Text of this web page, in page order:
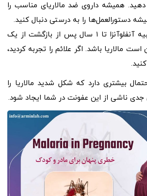
همیشه داروی ضد مالاریای مناسب را
دستورالعمل‌ها را به درستی دنبال کنید.
تب یا بیماری شبیه آنفلوآنزا تا ۱ سال پس از بازگشت از یک
مالاریا باشد. اگر علائم را تجربه کردید،
بیشتری دارد که شکل شدید مالاریا را
جدی ناشی از این عفونت در شما ایجاد شود.